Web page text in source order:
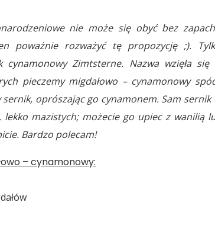
nie może się obyć bez
poważnie rozważyć tę propozycję ;).
cynamonowy Zimtsterne. Nazwa wzięła
pieczemy migdałowo – cynamonowy
oprószając go cynamonem. Sam sernik
lekko mazistych; możecie go upiec z wanilią
Bardzo polecam!
– cynamonowy: